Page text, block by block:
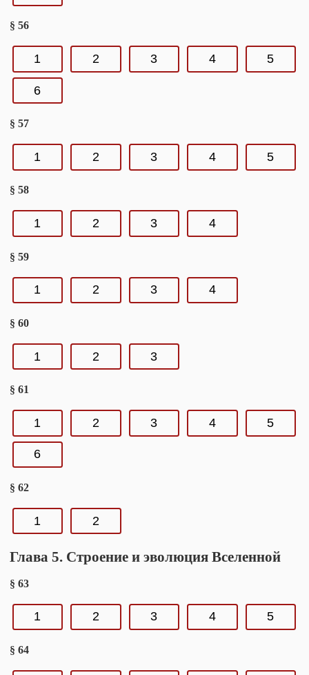
§ 56
1 2 3 4 5
6
§ 57
1 2 3 4 5
§ 58
1 2 3 4
§ 59
1 2 3 4
§ 60
1 2 3
§ 61
1 2 3 4 5
6
§ 62
1 2
Глава 5. Строение и эволюция Вселенной
§ 63
1 2 3 4 5
§ 64